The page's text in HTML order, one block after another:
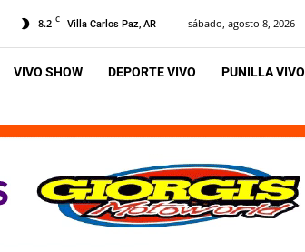
8.2 C Villa Carlos Paz, AR sábado, agosto 8, 2026
VIVO SHOW DEPORTE VIVO PUNILLA VIVO